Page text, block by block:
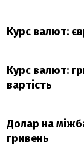
Курс валют:
Курс валют:
вартість
Долар на
гривень